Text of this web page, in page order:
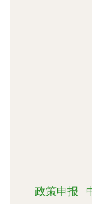
政策申报 |